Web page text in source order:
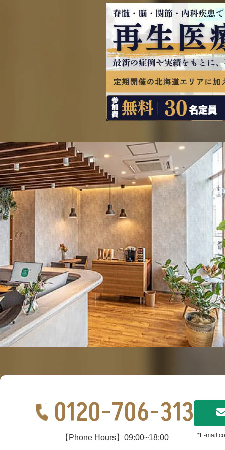
0120-706-313
【Phone Hours】09:00~18:00 *E-mail